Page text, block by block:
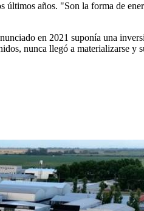
años. "Son la forma de
en 2021 suponía una
nunca llegó a materializarse y